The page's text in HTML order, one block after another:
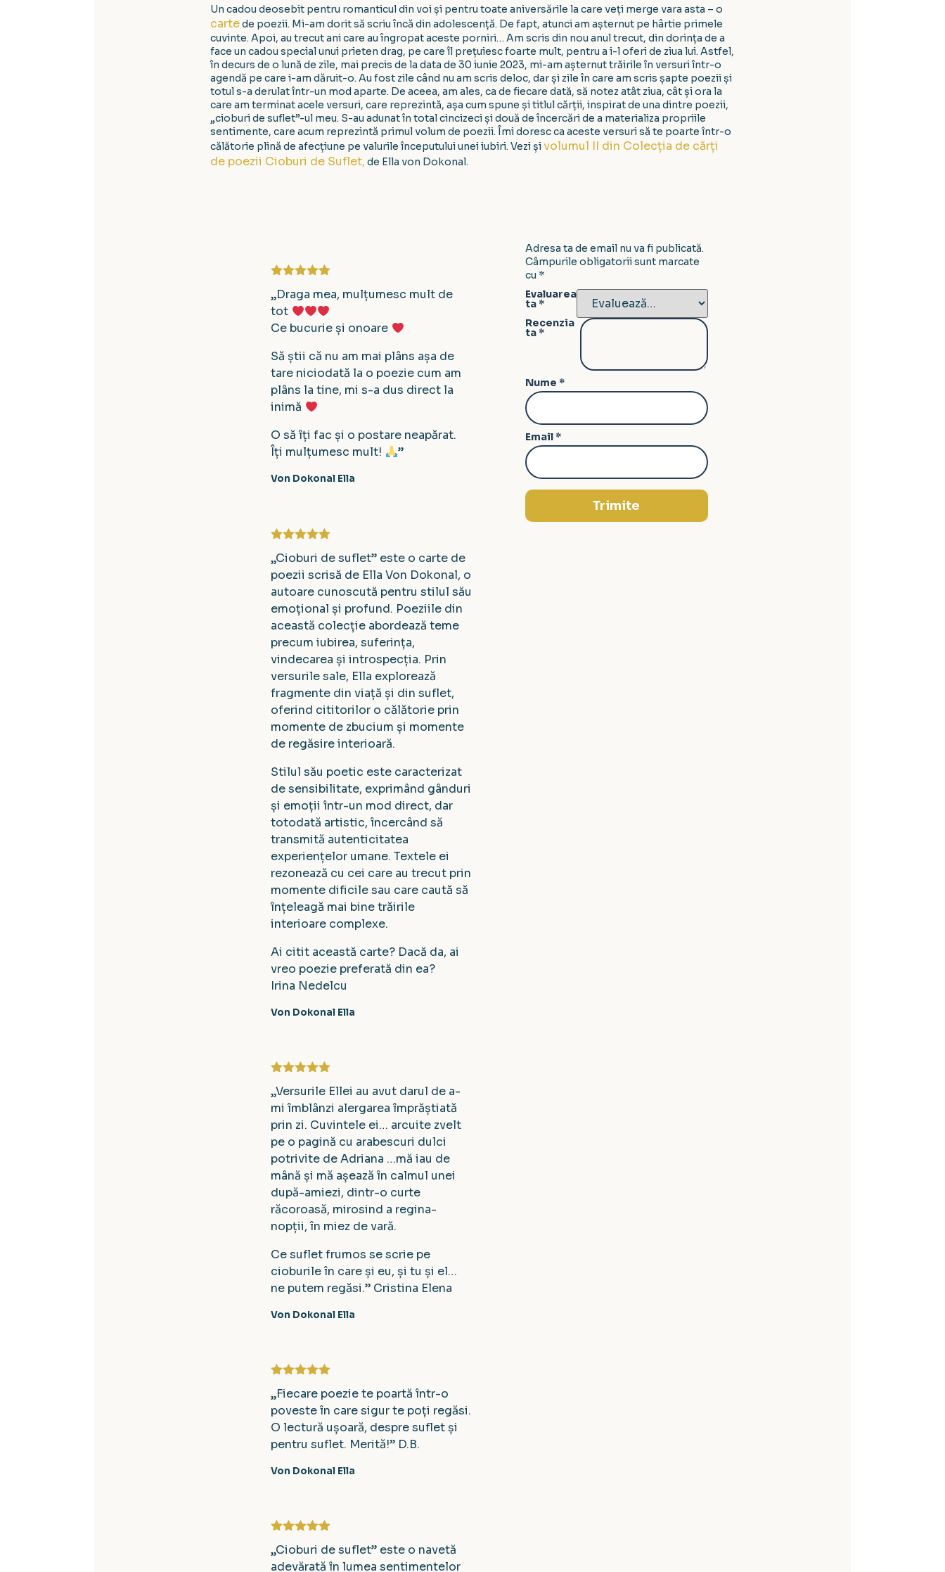
Un cadou deosebit pentru romanticul din voi și pentru toate aniversările la care veți merge vara asta – o
cartede poezii. Mi-am dorit să scriu încă din adolescență. De fapt, atunci am așternut pe hârtie primele
cuvinte. Apoi, au trecut ani care au îngropat aceste porniri… Am scris din nou anul trecut, din dorința de a
face un cadou special unui prieten drag, pe care îl prețuiesc foarte mult, pentru a i-l oferi de ziua lui. Astfel,
în decurs de o lună de zile, mai precis de la data de 30 iunie 2023, mi-am așternut trăirile în versuri într-o
agendă pe care i-am dăruit-o. Au fost zile când nu am scris deloc, dar și zile în care am scris șapte poezii și
totul s-a derulat într-un mod aparte. De aceea, am ales, ca de fiecare dată, să notez atât ziua, cât și ora la
care am terminat acele versuri, care reprezintă, așa cum spune și titlul cărții, inspirat de una dintre poezii,
„cioburi de suflet”-ul meu. S-au adunat în total cincizeci și două de încercări de a materializa propriile
sentimente, care acum reprezintă primul volum de poezii. Îmi doresc ca aceste versuri să te poarte într-o
călătorie plină de afecțiune pe valurile începutului unei iubiri. Vezi șivolumul II din Colecția de cărți
de poezii Cioburi de Suflet, de Ella von Dokonal.
din 5
„Draga mea, mulțumesc mult de
tot
Ce bucurie și onoare
Să știi că nu am mai plâns așa de
tare niciodată la o poezie cum am
plâns la tine, mi s-a dus direct la
inimă
O să îți fac și o postare neapărat.
Îți mulțumesc mult!
”
Von Dokonal Ella
din 5
„Cioburi de suflet” este o carte de
poezii scrisă de Ella Von Dokonal, o
autoare cunoscută pentru stilul său
emoțional și profund. Poeziile din
această colecție abordează teme
precum iubirea, suferința,
vindecarea și introspecția. Prin
versurile sale, Ella explorează
fragmente din viață și din suflet,
oferind cititorilor o călătorie prin
momente de zbucium și momente
de regăsire interioară.
Stilul său poetic este caracterizat
de sensibilitate, exprimând gânduri
și emoții într-un mod direct, dar
totodată artistic, încercând să
transmită autenticitatea
experiențelor umane. Textele ei
rezonează cu cei care au trecut prin
momente dificile sau care caută să
înțeleagă mai bine trăirile
interioare complexe.
Ai citit această carte? Dacă da, ai
vreo poezie preferată din ea?
Irina Nedelcu
Von Dokonal Ella
din 5
„Versurile Ellei au avut darul de a-
mi îmblânzi alergarea împrăștiată
prin zi. Cuvintele ei… arcuite zvelt
pe o pagină cu arabescuri dulci
potrivite de Adriana …mă iau de
mână și mă așează în calmul unei
după-amiezi, dintr-o curte
răcoroasă, mirosind a regina-
nopții, în miez de vară.
Ce suflet frumos se scrie pe
cioburile în care și eu, și tu și el…
ne putem regăsi.” Cristina Elena
Von Dokonal Ella
din 5
„Fiecare poezie te poartă într-o
poveste în care sigur te poți regăsi.
O lectură ușoară, despre suflet și
pentru suflet. Merită!” D.B.
Von Dokonal Ella
din 5
„Cioburi de suflet” este o navetă
adevărată în lumea sentimentelor
Adresa ta de email nu va fi publicată.
Câmpurile obligatorii sunt marcate
cu *
Evaluarea
ta *
Recenzia
ta *
Nume *
Email *